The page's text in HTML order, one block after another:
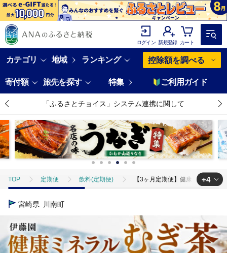
ログイン 新規登録 カート
カテゴリ 地域 ランキング 控除額を調べる
寄付額 旅先を探す 特集 ご利用ガイド
「ふるさとチョイス」システム連携に関して
TOP 定期便 飲料(定期便) 【3ヶ月定期便】健康ミネラル
TOP
ソフトドリンク
TOP 飲料（酒以外） ソフトドリンク お茶 【3ヶ月
+4
宮崎県 川南町